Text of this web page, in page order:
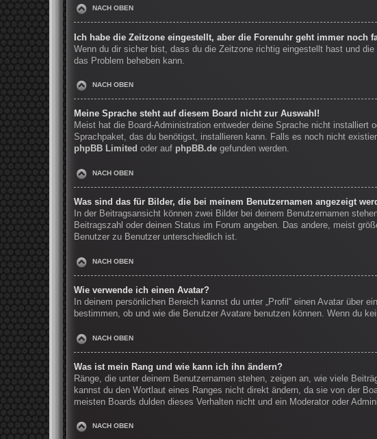
NACH OBEN
Ich habe die Zeitzone eingestellt, aber die Forenuhr geht immer noch
Wenn du dir sicher bist, dass du die Zeitzone richtig eingestellt hast und
das Problem beheben kann.
NACH OBEN
Meine Sprache steht auf diesem Board nicht zur Auswahl!
Meist hat die Board-Administration entweder deine Sprache nicht
Sprachpaket, das du benötigst, installieren kann. Falls es noch nicht
phpBB Limited oder auf phpBB.de gefunden werden.
NACH OBEN
Was sind das für Bilder, die bei meinem Benutzernamen angezeigt
In der Beitragsansicht können zwei Bilder bei deinem Benutzernamen
Beitragszahl oder deinen Status im Forum angeben. Das andere, meist
Benutzer zu Benutzer unterschiedlich ist.
NACH OBEN
Wie verwende ich einen Avatar?
In deinem persönlichen Bereich kannst du unter „Profil“ einen Avatar über
bestimmen, ob und wie die Benutzer Avatare benutzen können. Wenn du
NACH OBEN
Was ist mein Rang und wie kann ich ihn ändern?
Ränge, die unter deinem Benutzernamen stehen, zeigen an, wie viele
kannst du den Wortlaut eines Ranges nicht direkt ändern, da sie von der
meisten Boards dulden dieses Verhalten nicht und ein Moderator oder
NACH OBEN